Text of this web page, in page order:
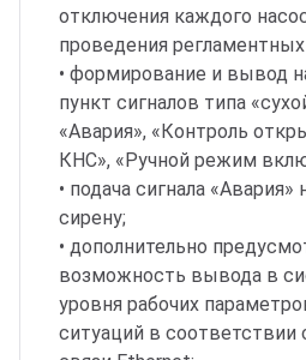
отключения каждого
проведения
• формирование и вывод
пункт сигналов типа
«Авария», «Контроль
КНС», «Ручной режим
• подача сигнала
сирену;
• дополнительно
возможность вывода в
уровня рабочих
ситуаций в соответствии